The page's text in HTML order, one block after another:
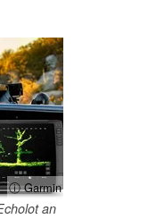
ⓘ Garmin
an